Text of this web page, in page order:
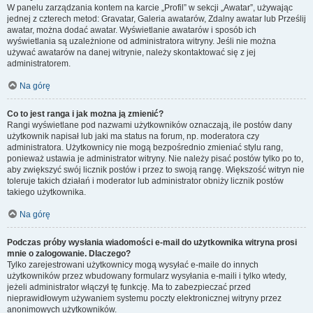
W panelu zarządzania kontem na karcie „Profil” w sekcji „Awatar”, używając
jednej z czterech metod: Gravatar, Galeria awatarów, Zdalny awatar lub Prześlij
awatar, można dodać awatar. Wyświetlanie awatarów i sposób ich
wyświetlania są uzależnione od administratora witryny. Jeśli nie można
używać awatarów na danej witrynie, należy skontaktować się z jej
administratorem.
Na górę
Co to jest ranga i jak można ją zmienić?
Rangi wyświetlane pod nazwami użytkowników oznaczają, ile postów dany
użytkownik napisał lub jaki ma status na forum, np. moderatora czy
administratora. Użytkownicy nie mogą bezpośrednio zmieniać stylu rang,
ponieważ ustawia je administrator witryny. Nie należy pisać postów tylko po to,
aby zwiększyć swój licznik postów i przez to swoją rangę. Większość witryn nie
toleruje takich działań i moderator lub administrator obniży licznik postów
takiego użytkownika.
Na górę
Podczas próby wysłania wiadomości e-mail do użytkownika witryna prosi
mnie o zalogowanie. Dlaczego?
Tylko zarejestrowani użytkownicy mogą wysyłać e-maile do innych
użytkowników przez wbudowany formularz wysyłania e-maili i tylko wtedy,
jeżeli administrator włączył tę funkcję. Ma to zabezpieczać przed
nieprawidłowym używaniem systemu poczty elektronicznej witryny przez
anonimowych użytkowników.